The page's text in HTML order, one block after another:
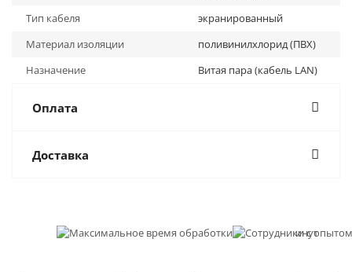
Тип кабеля
экранированный
Материал изоляции
поливинилхлорид (ПВХ)
Назначение
Витая пара (кабель LAN)
Оплата
Доставка